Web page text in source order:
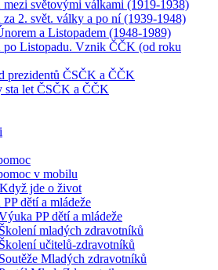
světovými válkami (1919-1938)
2. svět. války a po ní (1939-1948)
a Listopadem (1948-1989)
po Listopadu. Vznik ČČK (od roku
prezidentů ČSČK a ČČK
sta let ČSČK a ČČK
v mobilu
jde o život
dětí a mládeže
PP dětí a mládeže
Školení mladých zdravotníků
Školení učitelů-zdravotníků
Soutěže Mladých zdravotníků